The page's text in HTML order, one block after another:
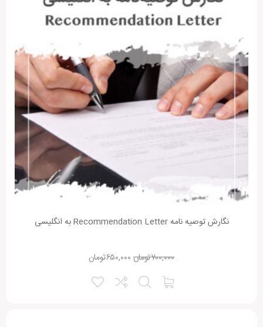
ایمیل شما:
ذخیره نام، ایمیل و وبسایت من در مرورگر برای زمانی که دوباره دیدگاهی
می‌نویسم.
نگارش توصیه نامه Recommendation Letter به انگلیسی
تومان۷۰۰,۰۰۰ تومان۶۵۰,۰۰۰